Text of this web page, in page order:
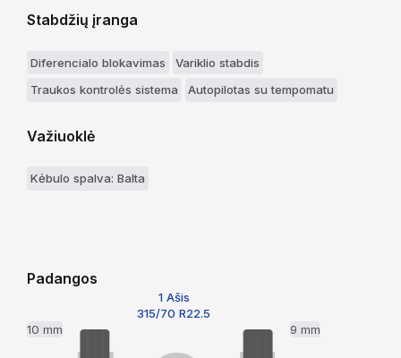
Stabdžių įranga
Diferencialo blokavimas
Variklio stabdis
Traukos kontrolės sistema
Autopilotas su tempomatu
Važiuoklė
Kėbulo spalva: Balta
Padangos
1 Ašis
315/70 R22.5
10 mm
9 mm